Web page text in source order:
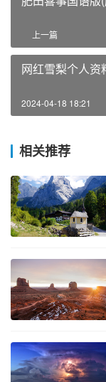
上一篇
网红雪梨个人资
2024-04-18 18:21
相关推荐